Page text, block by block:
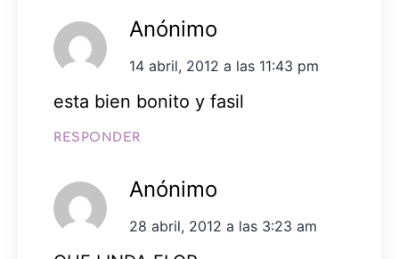
Anónimo
14 abril, 2012 a las 11:43 pm
esta bien bonito y fasil
RESPONDER
Anónimo
28 abril, 2012 a las 3:23 am